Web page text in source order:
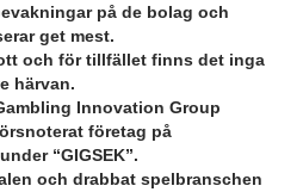
på de bolag och
get mest.
och för tillfället finns det inga
härvan.
Innovation Group
företag på
“GIGSEK”.
och drabbat spelbranschen